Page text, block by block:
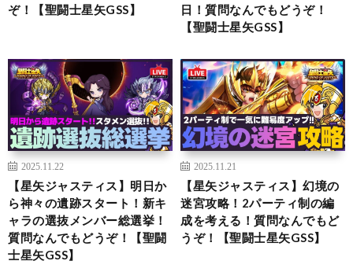
ぞ！【聖闘士星矢GSS】
日！質問なんでもどうぞ！
【聖闘士星矢GSS】
2025.11.22
【星矢ジャスティス】明日か
ら神々の遺跡スタート！新キ
ャラの選抜メンバー総選挙！
質問なんでもどうぞ！【聖闘
士星矢GSS】
2025.11.21
【星矢ジャスティス】幻境の
迷宮攻略！2パーティ制の編
成を考える！質問なんでもど
うぞ！【聖闘士星矢GSS】